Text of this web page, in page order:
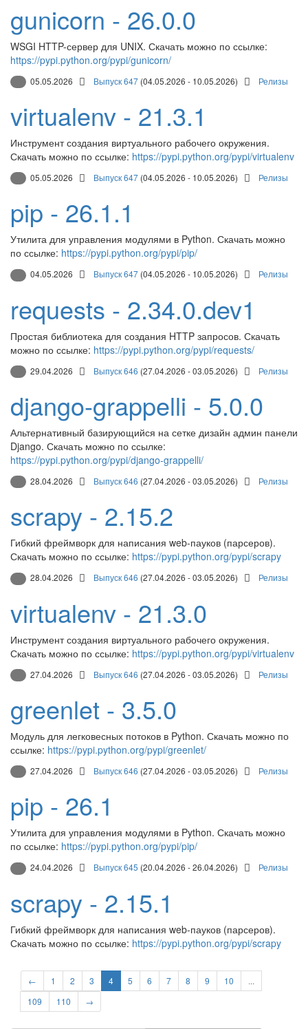
gunicorn - 26.0.0
WSGI HTTP-сервер для UNIX. Скачать можно по ссылке:
https://pypi.python.org/pypi/gunicorn/
05.05.2026 Выпуск 647 (04.05.2026 - 10.05.2026) Релизы
virtualenv - 21.3.1
Инструмент создания виртуального рабочего окружения.
Скачать можно по ссылке: https://pypi.python.org/pypi/virtualenv
05.05.2026 Выпуск 647 (04.05.2026 - 10.05.2026) Релизы
pip - 26.1.1
Утилита для управления модулями в Python. Скачать можно
по ссылке: https://pypi.python.org/pypi/pip/
04.05.2026 Выпуск 647 (04.05.2026 - 10.05.2026) Релизы
requests - 2.34.0.dev1
Простая библиотека для создания HTTP запросов. Скачать
можно по ссылке: https://pypi.python.org/pypi/requests/
29.04.2026 Выпуск 646 (27.04.2026 - 03.05.2026) Релизы
django-grappelli - 5.0.0
Альтернативный базирующийся на сетке дизайн админ панели
Django. Скачать можно по ссылке:
https://pypi.python.org/pypi/django-grappelli/
28.04.2026 Выпуск 646 (27.04.2026 - 03.05.2026) Релизы
scrapy - 2.15.2
Гибкий фреймворк для написания web-пауков (парсеров).
Скачать можно по ссылке: https://pypi.python.org/pypi/scrapy
28.04.2026 Выпуск 646 (27.04.2026 - 03.05.2026) Релизы
virtualenv - 21.3.0
Инструмент создания виртуального рабочего окружения.
Скачать можно по ссылке: https://pypi.python.org/pypi/virtualenv
27.04.2026 Выпуск 646 (27.04.2026 - 03.05.2026) Релизы
greenlet - 3.5.0
Модуль для легковесных потоков в Python. Скачать можно по
ссылке: https://pypi.python.org/pypi/greenlet/
27.04.2026 Выпуск 646 (27.04.2026 - 03.05.2026) Релизы
pip - 26.1
Утилита для управления модулями в Python. Скачать можно
по ссылке: https://pypi.python.org/pypi/pip/
24.04.2026 Выпуск 645 (20.04.2026 - 26.04.2026) Релизы
scrapy - 2.15.1
Гибкий фреймворк для написания web-пауков (парсеров).
Скачать можно по ссылке: https://pypi.python.org/pypi/scrapy
← 1 2 3 4 5 6 7 8 9 10
...
109
110 →